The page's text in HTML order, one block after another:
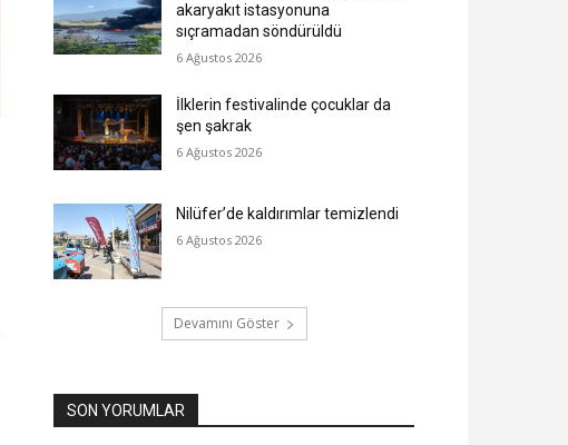
akaryakıt istasyonuna
sıçramadan söndürüldü
6 Ağustos 2026
İlklerin festivalinde çocuklar da
şen şakrak
6 Ağustos 2026
Nilüfer’de kaldırımlar temizlendi
6 Ağustos 2026
Devamını Göster
SON YORUMLAR